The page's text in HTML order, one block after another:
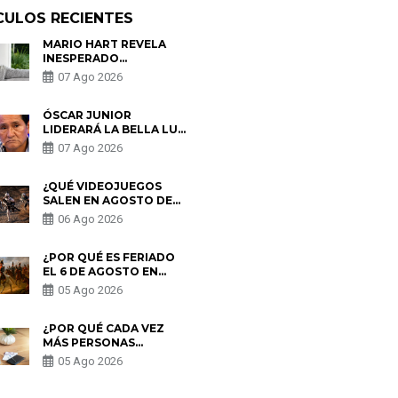
RECIENTES
MARIO HART REVELA
INESPERADO
PROBLEMA DE SALUD
ANTES DE SEPARARSE
ENCONTRARON UN
TUMOR”
07 Ago 2026
ÓSCAR JUNIOR
LIDERARÁ LA BELLA LUZ
TRAS SALIDA DE SU
PADRE POR POLÉMICA
07 Ago 2026
¿QUÉ VIDEOJUEGOS
SALEN EN AGOSTO DE
2026? ESTOS SON LOS
ESTRENOS MÁS
06 Ago 2026
¿POR QUÉ ES FERIADO
EL 6 DE AGOSTO EN
PERÚ? ESTA ES LA
HISTORIA
05 Ago 2026
¿POR QUÉ CADA VEZ
MÁS PERSONAS
UTILIZAN UNA VPN
PARA PROTEGER SU
05 Ago 2026